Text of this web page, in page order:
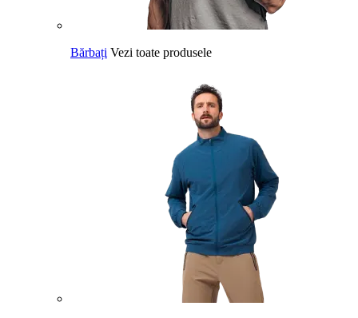
Bărbați Vezi toate produsele